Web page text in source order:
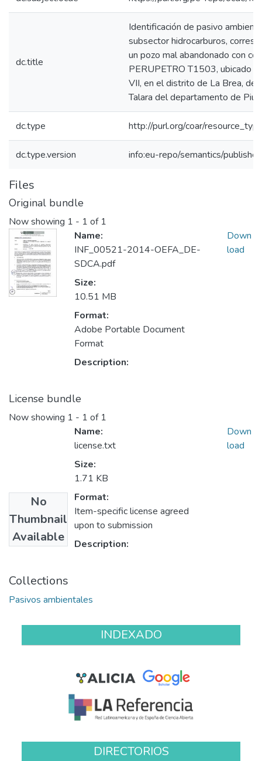
dc.title
Identificación de pasivo
subsector hidrocarburos,
un pozo mal abandonado con
PERUPETRO T1503, ubicado
VII, en el distrito de La Brea, de
Talara del departamento de
dc.type http://purl.org/coar/
dc.type.version info:eu-repo/semantics/
Files
Original bundle
Now showing 1 - 1 of 1
Name:
INF_00521-2014-OEFA_DE-
SDCA.pdf
Size:
10.51 MB
Format:
Adobe Portable Document
Format
Description:
Down
load
License bundle
Now showing 1 - 1 of 1
No
Thumbnail
Available
Name:
license.txt
Size:
1.71 KB
Format:
Item-specific license agreed
upon to submission
Description:
Down
load
Collections
Pasivos ambientales
INDEXADO
DIRECTORIOS